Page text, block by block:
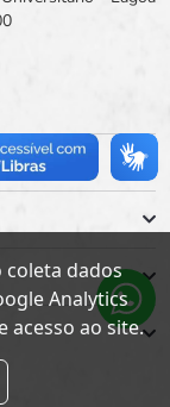
coleta dados
Analytics
acesso ao site.